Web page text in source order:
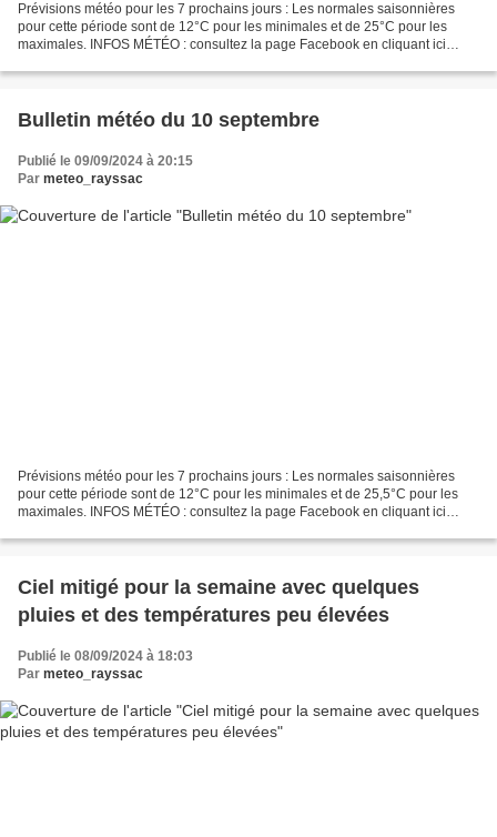
Prévisions météo pour les 7 prochains jours : Les normales saisonnières
pour cette période sont de 12°C pour les minimales et de 25°C pour les
maximales. INFOS MÉTÉO : consultez la page Facebook en cliquant ici
Bulletin météo du 10 septembre
Publié le 09/09/2024 à 20:15
Par meteo_rayssac
Prévisions météo pour les 7 prochains jours : Les normales saisonnières
pour cette période sont de 12°C pour les minimales et de 25,5°C pour les
maximales. INFOS MÉTÉO : consultez la page Facebook en cliquant ici
Ciel mitigé pour la semaine avec quelques
pluies et des températures peu élevées
Publié le 08/09/2024 à 18:03
Par meteo_rayssac